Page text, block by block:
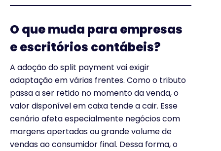
O que muda para empresas
e escritórios contábeis?
A adoção do split payment vai exigir
adaptação em várias frentes. Como o tributo
passa a ser retido no momento da venda, o
valor disponível em caixa tende a cair. Esse
cenário afeta especialmente negócios com
margens apertadas ou grande volume de
vendas ao consumidor final. Dessa forma, o